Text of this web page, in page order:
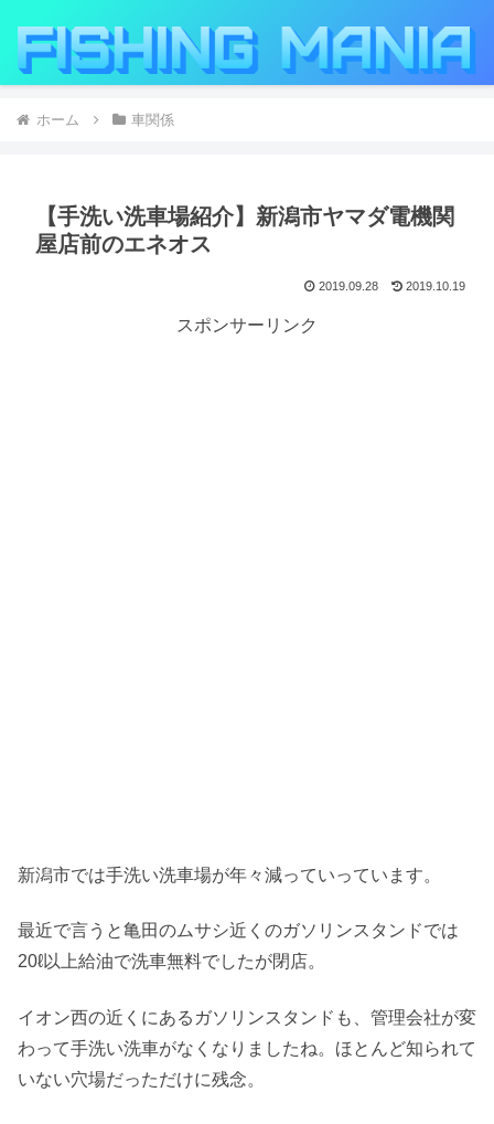
ホーム 車関係
【手洗い洗車場紹介】新潟市ヤマダ電機関
屋店前のエネオス
2019.09.28 2019.10.19
スポンサーリンク
新潟市では手洗い洗車場が年々減っていっています。
最近で言うと亀田のムサシ近くのガソリンスタンドでは
20ℓ以上給油で洗車無料でしたが閉店。
イオン西の近くにあるガソリンスタンドも、管理会社が変
わって手洗い洗車がなくなりましたね。ほとんど知られて
いない穴場だっただけに残念。